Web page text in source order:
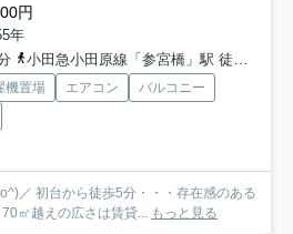
円
年
小田急小田原線「参宮橋」駅 徒歩8分
機置場 エアコン
バルコニー
／ 初台から徒歩5分・・・存在感のある
㎡越えの広さは賃貸... もっと見る